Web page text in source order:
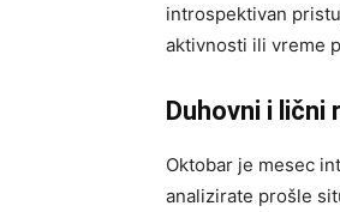
introspektivan
aktivnosti ili vreme
Duhovni i lični
Oktobar je mesec
analizirate prošle